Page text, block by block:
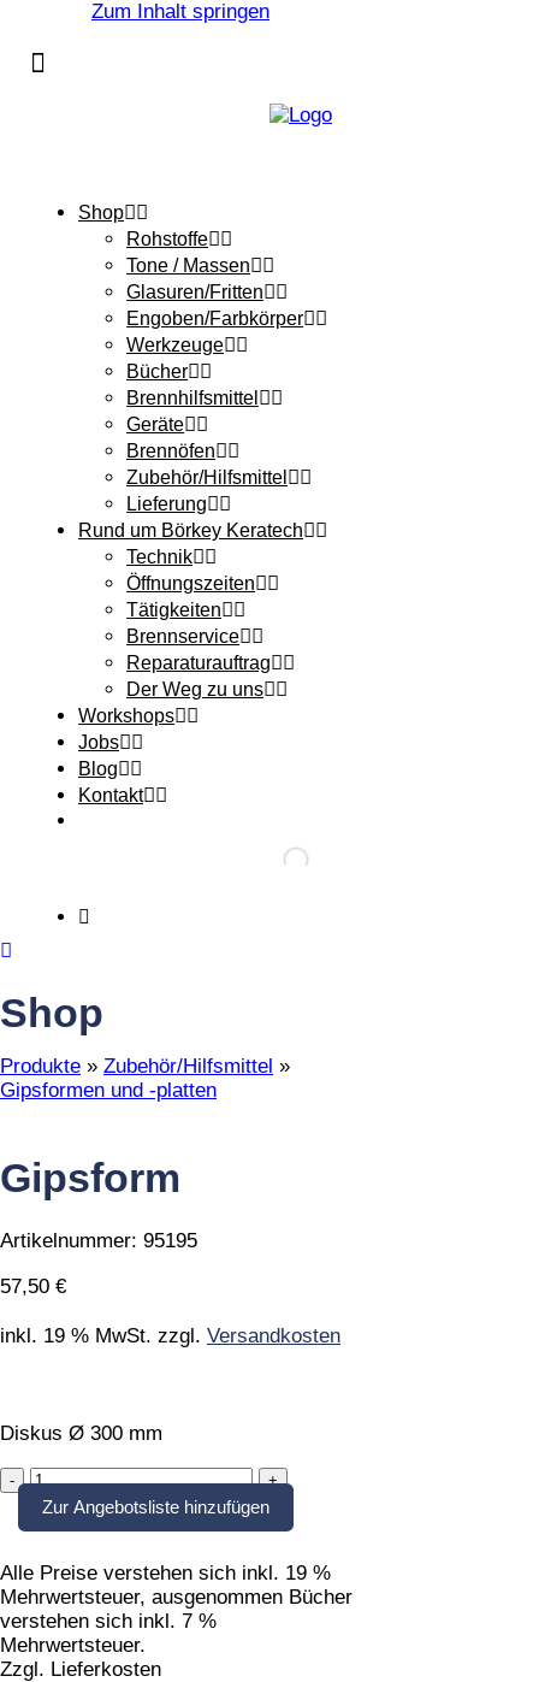
Zum Inhalt springen
Shop
Rohstoffe
Tone / Massen
Glasuren/Fritten
Engoben/Farbkörper
Werkzeuge
Bücher
Brennhilfsmittel
Geräte
Brennöfen
Zubehör/Hilfsmittel
Lieferung
Rund um Börkey Keratech
Technik
Öffnungszeiten
Tätigkeiten
Brennservice
Reparaturauftrag
Der Weg zu uns
Workshops
Jobs
Blog
Kontakt
Shop
Produkte » Zubehör/Hilfsmittel »
Gipsformen und -platten
Gipsform
Artikelnummer: 95195
57,50 €
inkl. 19 % MwSt. zzgl. Versandkosten
Diskus Ø 300 mm
Gipsform
quantityZur Angebotsliste hinzufügen
Alle Preise verstehen sich inkl. 19 %
Mehrwertsteuer, ausgenommen Bücher
verstehen sich inkl. 7 %
Mehrwertsteuer.
Zzgl. Lieferkosten